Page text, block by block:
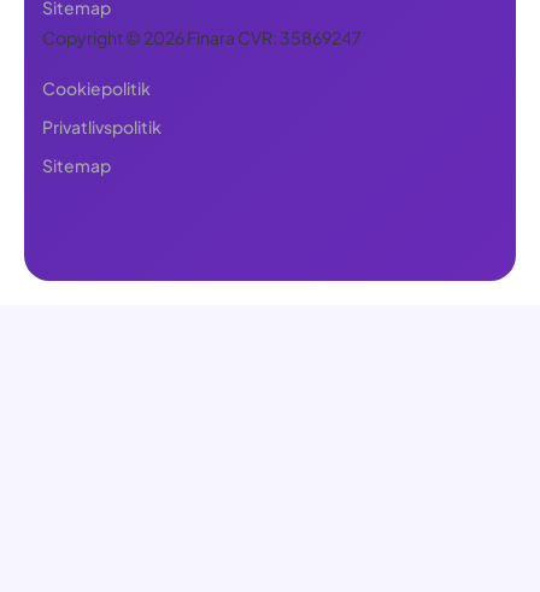
Sitemap
Copyright © 2026 Finara CVR: 35869247
Cookiepolitik
Privatlivspolitik
Sitemap